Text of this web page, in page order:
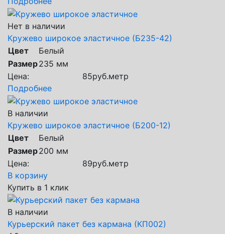
Нет в наличии
Кружево широкое эластичное (Б235-42)
Цвет
Белый
Размер235 мм
Цена:
85руб.метр
Подробнее
В наличии
Кружево широкое эластичное (Б200-12)
Цвет
Белый
Размер200 мм
Цена:
89руб.метр
В корзину
Купить в 1 клик
В наличии
Курьерский пакет без кармана (КП002)